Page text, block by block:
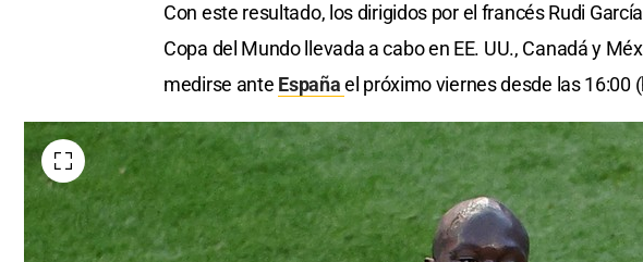
Con este resultado, los dirigidos por el francés Rudi
Copa del Mundo llevada a cabo en EE. UU., Canadá y
medirse ante Españael próximo viernes desde las 16:00